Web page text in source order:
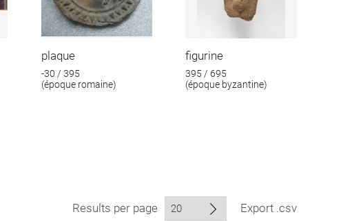
plaque
-30 / 395
(époque romaine)
figurine
395 / 695
(époque byzantine)
Results per page Export .csv